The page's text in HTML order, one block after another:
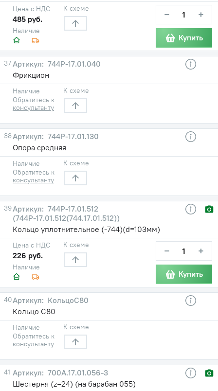
Наличие
Цена с НДС
485 руб.
К схеме − +
Купить
37
744Р-17.01.040
Фрикцион
Наличие
Обратитесь к
консультанту
К схеме
38
744Р-17.01.130
Опора средняя
Наличие
Обратитесь к
консультанту
К схеме
39
744Р-17.01.512
(744Р-17.01.512(744.17.01.512))
Кольцо уплотнительное (-744)(d=103мм)
Наличие
Цена с НДС
226 руб.
К схеме − +
Купить
40
КольцоС80
Кольцо С80
Наличие
Обратитесь к
консультанту
К схеме
41
700А.17.01.056-3
Шестерня (z=24) (на барабан 055)